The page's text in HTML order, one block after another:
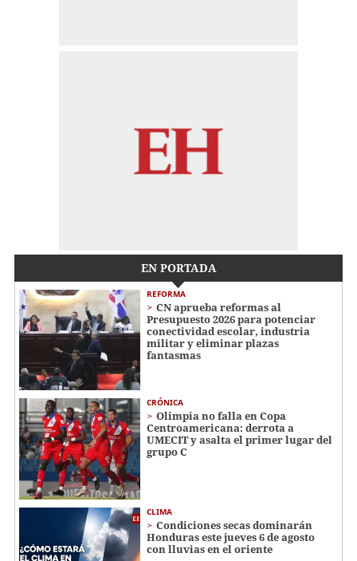
EN PORTADA
REFORMA
CN aprueba reformas al
Presupuesto 2026 para potenciar
conectividad escolar, industria
militar y eliminar plazas
fantasmas
CRÓNICA
Olimpia no falla en Copa
Centroamericana: derrota a
UMECIT y asalta el primer lugar del
grupo C
CLIMA
Condiciones secas dominarán
Honduras este jueves 6 de agosto
con lluvias en el oriente